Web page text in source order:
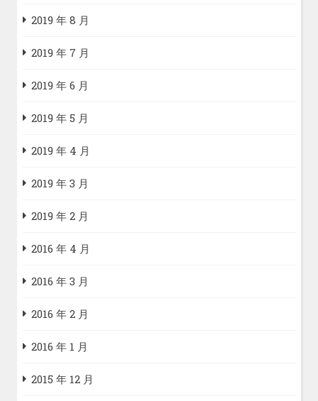
2019 年 8 月
2019 年 7 月
2019 年 6 月
2019 年 5 月
2019 年 4 月
2019 年 3 月
2019 年 2 月
2016 年 4 月
2016 年 3 月
2016 年 2 月
2016 年 1 月
2015 年 12 月